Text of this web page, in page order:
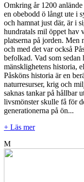
Omkring år 1200
en obebodd ö långt ute i
och hamnat just där, är i
hundratals mil öppet hav
platserna på jorden. Men
och med det var också
befolkad. Vad som
mänsklighetens historia,
Påsköns historia är en
naturresurser, krig och
saknas tankar på hållbar
livsmönster skulle få för
generationerna på ön...
+ Läs mer
M